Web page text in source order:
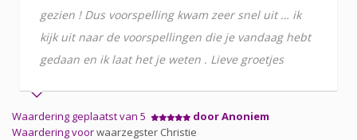
gezien ! Dus voorspelling kwam zeer snel uit … ik
kijk uit naar de voorspellingen die je vandaag hebt
gedaan en ik laat het je weten . Lieve groetjes
Waardering geplaatst van 5
door Anoniem
Waardering voorwaarzegster Christie